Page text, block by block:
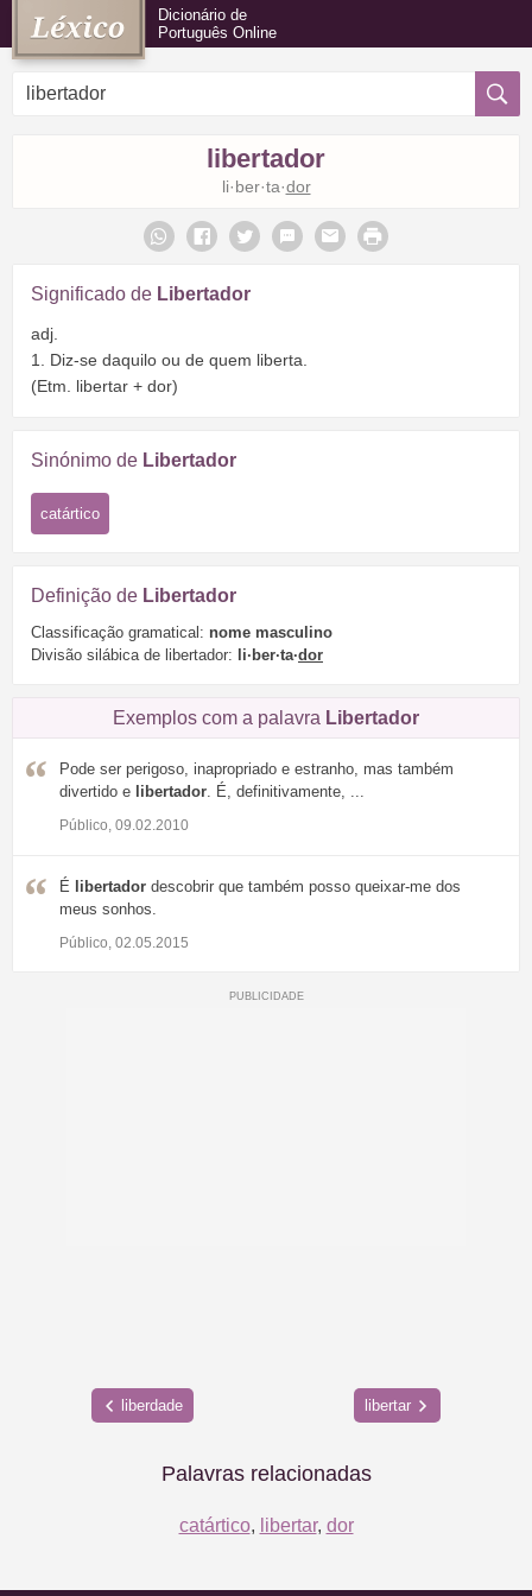
Dicionário de
Português Online
libertador
li·ber·ta·dor
Significado de Libertador
adj.
1. Diz-se daquilo ou de quem liberta.
(Etm. libertar + dor)
Sinónimo de Libertador
catártico
Definição de Libertador
Classificação gramatical: nome masculino
Divisão silábica de libertador:
li·ber·ta·dor
Exemplos com a palavra Libertador
Pode ser perigoso, inapropriado e estranho, mas também
divertido e libertador. É, definitivamente, ...
Público, 09.02.2010
É libertador descobrir que também posso queixar-me dos
meus sonhos.
Público, 02.05.2015
liberdade libertar
Palavras relacionadas
catártico, libertar, dor